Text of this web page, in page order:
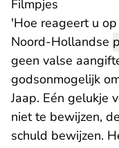
Filmpjes
'Hoe reageert u
Noord-Hollandse
geen valse
godsonmogelijk
Jaap. Eén gelukje
niet te bewijzen, de
schuld bewijzen.